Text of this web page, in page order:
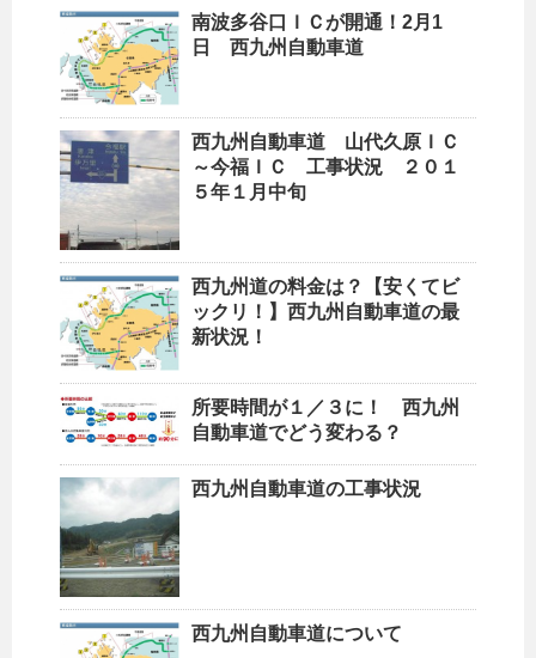
南波多谷口ＩＣが開通！2月1
日 西九州自動車道
西九州自動車道 山代久原ＩＣ
～今福ＩＣ 工事状況 ２０１
５年１月中旬
西九州道の料金は？【安くてビ
ックリ！】西九州自動車道の最
新状況！
所要時間が１／３に！ 西九州
自動車道でどう変わる？
西九州自動車道の工事状況
西九州自動車道について